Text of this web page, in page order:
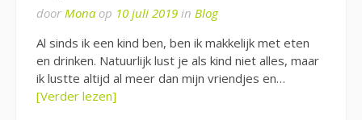
door Mona op 10 juli 2019 in Blog
Al sinds ik een kind ben, ben ik makkelijk met eten
en drinken. Natuurlijk lust je als kind niet alles, maar
ik lustte altijd al meer dan mijn vriendjes en…
[Verder lezen]